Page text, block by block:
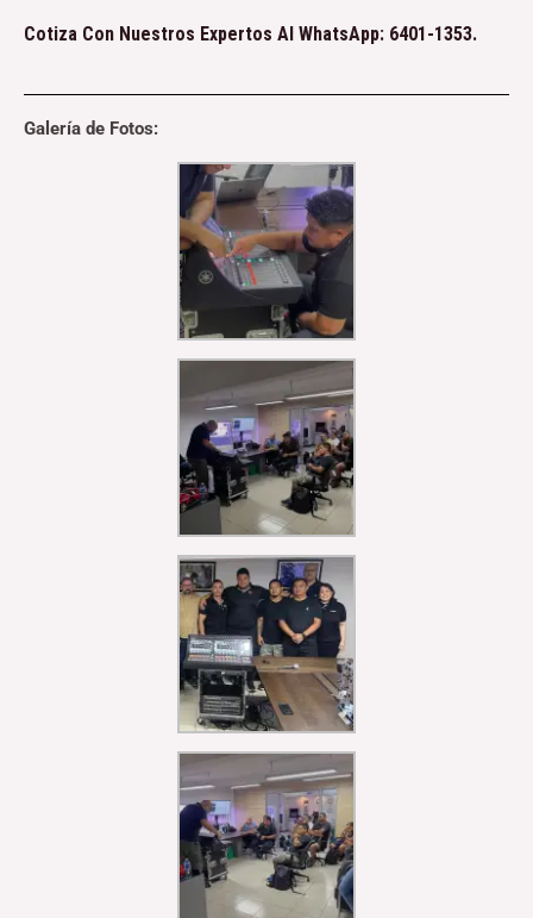
Cotiza Con Nuestros Expertos Al WhatsApp: 6401-1353.⁣⁣⁣
Galería de Fotos: